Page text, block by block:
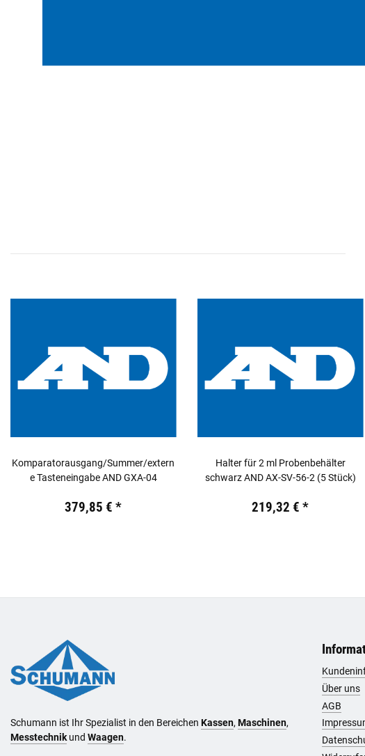
Komparatorausgang/Summer/extern
e Tasteneingabe AND GXA-04
19,44 €inkl. 19% USt.
379,85 €*
Halter für 2 ml Probenbehälter
schwarz AND AX-SV-56-2 (5 Stück)
19,44 €inkl. 19% USt.
219,32 €*
Schumann ist Ihr Spezialist in den Bereichen Kassen, Maschinen,
Messtechnik und Waagen.
Über uns
AGB